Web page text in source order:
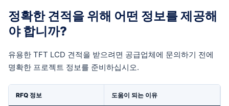
정확한 견적을 위해 어떤 정보를 제공해
야 합니까?
유용한 TFT LCD 견적을 받으려면 공급업체에 문의하기 전에
명확한 프로젝트 정보를 준비하십시오.
RFQ 정보 도움이 되는 이유